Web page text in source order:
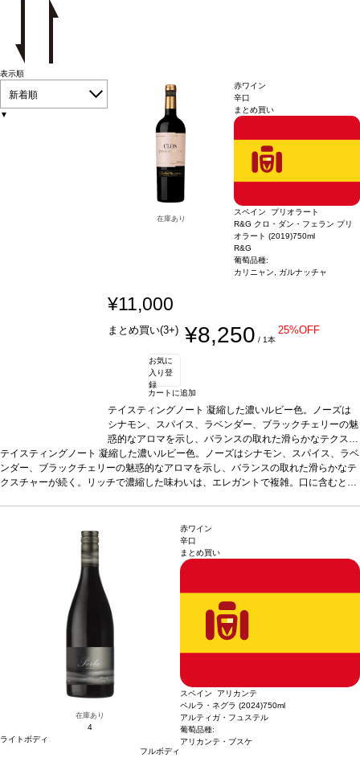
表示順
新着順
▼
在庫あり
赤ワイン
辛口
まとめ買い
スペイン プリオラート
R&G クロ・ダン・フェラン プリ
オラート (2019)750ml
R&G
葡萄品種:
カリニャン, ガルナッチャ
¥11,000
まとめ買い(3+) ¥8,250 / 1本
25%OFF
お気に
入り登
録
カートに追加
テイスティングノート凝縮した濃いルビー色。ノーズは
シナモン、スパイス、ラベンダー、ブラックチェリーの魅
惑的なアロマを示し、バランスの取れた滑らかなテクスチ
ャーが続く。リッチで濃縮した味わいは、エレガントで複
雑。口に含むとシルクのように柔らかいタンニンに、ジュ
ーシーなストラクチャーと素晴らしい深味を感じる。フレ
青魚、魚のキャセロール、チョコレートなどと合う
カリニャン 62%、ガルナッチャ 38%
Gプロジェクトは2010年、フランスの著名なワインメーカ
ーでありコンサルタントでもあるミシェル・ロランが、ア
ラレタと協力し、スペインの最高のテロワールでプレミア
ムワインを生産することに合意し、スタートしました。フ
ランスとスペインの2つの文化、そしてロランが造るクラ
シックかつ国際的なワインスタイルと、アラエックス・グ
ラン・スペイン・ファインワインズのワインに象徴される
モダンなワインスが融合しています。 EC担当Oの感想：
良い意味で「スペイン・プリオラート」のイメージを変え
てくれた、至極の1本です。複雑な香りと滑らかで奥行き
のある味わいは、ワインに集中して飲みたい日にぜひあけ
てみてください。生産者からも絶対皆好きになってもらえ
る味わいだよ！と言われたイチオシです。濃厚な味わいが
お好きな方や、酸味が苦手な方に。
テイスティングノート 凝縮した濃いルビー色。ノーズはシナモン、スパイス、ラベ
ンダー、ブラックチェリーの魅惑的なアロマを示し、バランスの取れた滑らかなテ
クスチャーが続く。リッチで濃縮した味わいは、エレガントで複雑。口に含むとシ
赤肉、シチュー、ジビエ、ハードチーズ、青魚、魚のキャセロール、チョコレ
葡萄品種 カリニャン 62%、ガルナッチャ 38%
ロジェクトは2010年、フランスの著名なワインメーカーでありコンサルタントでも
あるミシェル・ロランが、アラエックス・グランの創業者兼CEOであるハビエル・
ガラレタと協力し、スペインの最高のテロワールでプレミアムワインを生産するこ
とに合意し、スタートしました。フランスとスペインの2つの文化、そしてロラン
が造るクラシックかつ国際的なワインスタイルと、アラエックス・グラン・スペイ
ン・ファインワインズのワインに象徴されるモダンなワインスが融合しています。
EC担当Oの感想：良い意味で「スペイン・プリオラート」のイメージを変えてくれ
た、至極の1本です。複雑な香りと滑らかで奥行きのある味わいは、ワインに集中
して飲みたい日にぜひあけてみてください。生産者からも絶対皆好きになってもら
える味わいだよ！と言われたイチオシです。濃厚な味わいがお好きな方や、酸味が
在庫あり
4
ライトボディ
フルボディ
赤ワイン
辛口
まとめ買い
スペイン アリカンテ
ペルラ・ネグラ (2024)750ml
アルティガ・フュステル
葡萄品種:
アリカンテ・ブスケ